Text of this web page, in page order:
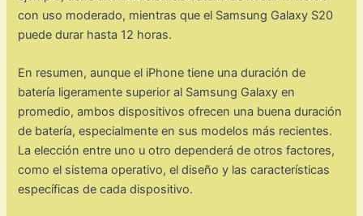
con uso moderado, mientras que el Samsung Galaxy S20
puede durar hasta 12 horas.
En resumen, aunque el iPhone tiene una duración de
batería ligeramente superior al Samsung Galaxy en
promedio, ambos dispositivos ofrecen una buena duración
de batería, especialmente en sus modelos más recientes.
La elección entre uno u otro dependerá de otros factores,
como el sistema operativo, el diseño y las características
específicas de cada dispositivo.